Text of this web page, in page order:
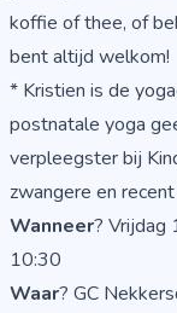
koffie of thee, of
bent altijd welkom!
* Kristien is de
postnatale yoga
verpleegster bij
zwangere en
Wanneer? Vrijdag
10:30
Waar? GC